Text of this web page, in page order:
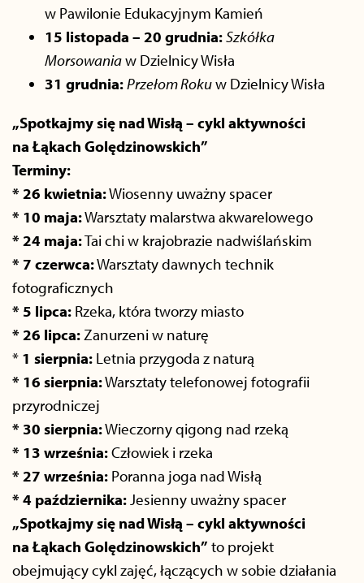
w Pawilonie Edukacyjnym Kamień
15 listopada – 20 grudnia:Szkółka
Morsowaniaw Dzielnicy Wisła
31 grudnia:Przełom Rokuw Dzielnicy Wisła
„Spotkajmy się nad Wisłą – cykl aktywności
na Łąkach Golędzinowskich”
Terminy:
* 26 kwietnia:Wiosenny uważny spacer
* 10 maja:Warsztaty malarstwa akwarelowego
* 24 maja:Tai chi w krajobrazie nadwiślańskim
* 7 czerwca:Warsztaty dawnych technik
fotograficznych
* 5 lipca: Rzeka, która tworzy miasto
* 26 lipca:Zanurzeni w naturę
* 1 sierpnia: Letnia przygoda z naturą
* 16 sierpnia:Warsztaty telefonowej fotografii
przyrodniczej
* 30 sierpnia:Wieczorny qigong nad rzeką
* 13 września:Człowiek i rzeka
* 27 września: Poranna joga nad Wisłą
* 4 października:Jesienny uważny spacer
„Spotkajmy się nad Wisłą – cykl aktywności
na Łąkach Golędzinowskich” to projekt
obejmujący cykl zajęć, łączących w sobie działania